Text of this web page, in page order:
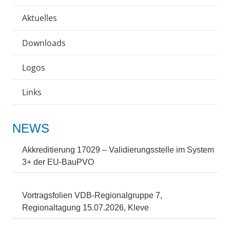
Aktuelles
Downloads
Logos
Links
NEWS
Akkreditierung 17029 – Validierungsstelle im System
3+ der EU-BauPVO
Vortragsfolien VDB-Regionalgruppe 7,
Regionaltagung 15.07.2026, Kleve